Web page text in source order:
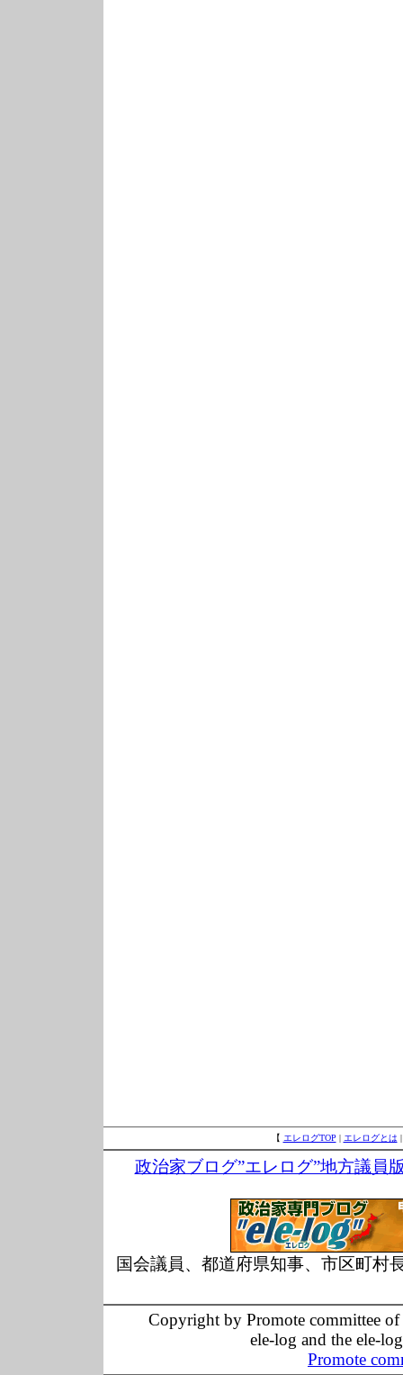
【 エレログTOP | エレログとは
政治家ブログ”エレログ”地方議員
国会議員、都道府県知事、市区町村
Copyright by Promote committee
ele-log and the ele-
Promote